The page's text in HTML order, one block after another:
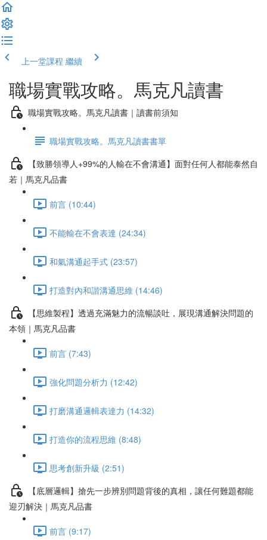
上一堂課程 繼續
職場實戰攻略。馬克凡讀書
職場實戰攻略。馬克凡讀書｜讀書前須知
職場實戰攻略。馬克凡讀書書單
【致勝領導人+99%的人輸在不會溝通】面對任何人都能泰然自
若｜馬克凡品書
前言 (10:44)
不能輸在不會表達 (24:34)
和氣溝通起手式 (23:57)
打造對內和諧溝通思維 (14:46)
【思維製程】透過充滿魅力的流暢談吐，展現溝通解決問題的
本領｜馬克凡品書
前言 (7:43)
強化問題分析力 (12:42)
打磨溝通邏輯表達力 (14:32)
打造你的流程思維 (8:48)
思考創新升級 (2:51)
【底層邏輯】搶先一步辨別問題背後的真相，讓任何難題都能
迎刃解決｜馬克凡品書
前言 (9:17)